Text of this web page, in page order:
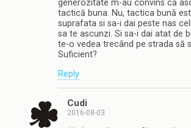
generozitate m-au convins că
tactică buna. Nu, tactica bună
suprafata si sa-i dai peste nas
sa te ascunzi. Si sa-i dai atat de
te-o vedea trecând pe strada să
Suficient?
Reply
Cudi
2016-08-03